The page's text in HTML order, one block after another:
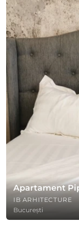
Apartament
IB ARHITECTURE
București